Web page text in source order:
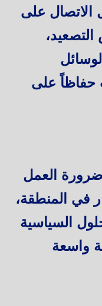
الاتصال على
حفاظاً على
العمل
في المنطقة،
السياسية
واسعة